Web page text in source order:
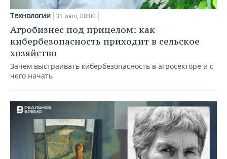
Технологии 31 июл, 00:00
Агробизнес под прицелом: как
кибербезопасность приходит в сельское
хозяйство
Зачем выстраивать кибербезопасность в агросекторе и с
чего начать